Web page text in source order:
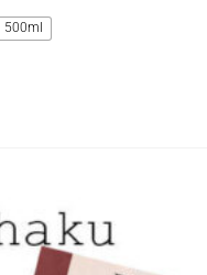
500ml